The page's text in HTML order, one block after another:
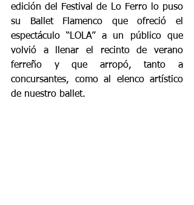
edición del Festival de Lo Ferro lo puso
su Ballet Flamenco que ofreció el
espectáculo “LOLA” a un público que
volvió a llenar el recinto de verano
ferreño y que arropó, tanto a
concursantes, como al elenco artístico
de nuestro ballet.